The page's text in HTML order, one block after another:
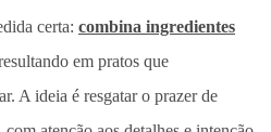
certa: combina ingredientes
em pratos que
A ideia é resgatar o prazer de